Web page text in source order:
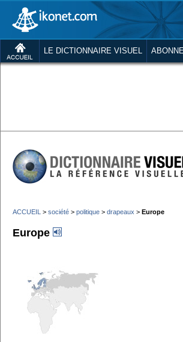
LE DICTIONNAIRE VISUEL
ACCUEIL > société > politique > drapeaux > Europe
Europe